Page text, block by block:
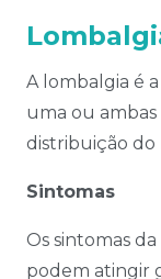
A lombalgia é
uma ou ambas
distribuição do
Sintomas
Os sintomas
podem atingir